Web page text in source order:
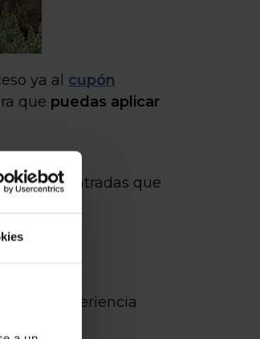
ya al cupón
que puedas aplicar
de entradas que
una experiencia